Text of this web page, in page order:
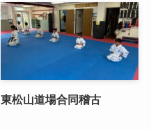
東松山道場合同稽古